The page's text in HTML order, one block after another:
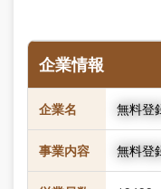
企業情報
企業名 無料登
事業内容 無料登